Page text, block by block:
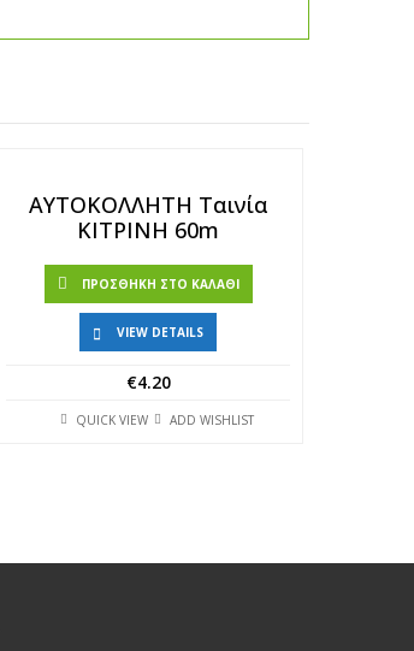
ΑΥΤΟΚΟΛΛΗΤΗ Ταινία
ΚΙΤΡΙΝΗ 60m
ΠΡΟΣΘΉΚΗ ΣΤΟ ΚΑΛΆΘΙ
VIEW DETAILS
€4.20
QUICK VIEW ADD WISHLIST